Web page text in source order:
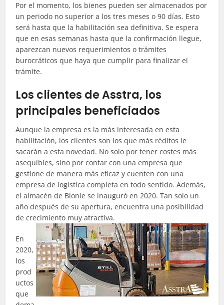
Por el momento, los bienes pueden ser almacenados por
un periodo no superior a los tres meses o 90 días. Esto
será hasta que la habilitación sea definitiva. Se espera
que en esas semanas hasta que la confirmación llegue,
aparezcan nuevos requerimientos o trámites
burocráticos que haya que cumplir para finalizar el
trámite.
Los clientes de Asstra, los
principales beneficiados
Aunque la empresa es la más interesada en esta
habilitación, los clientes son los que más réditos le
sacarán a esta novedad. No solo por tener costes más
asequibles, sino por contar con una empresa que
gestione de manera más eficaz y cuenten con una
empresa de logística completa en todo sentido. Además,
el almacén de Blonie se inauguró en 2020. Tan solo un
año después de su apertura, encuentra una posibilidad
de crecimiento muy atractiva.
En
2020,
los
prod
uctos
que